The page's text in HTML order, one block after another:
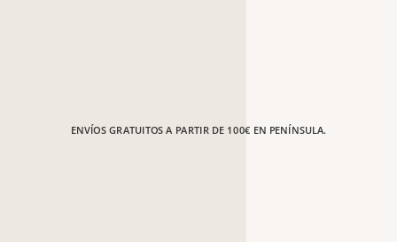
ENVÍOS GRATUITOS A PARTIR DE 100€ EN PENÍNSULA.